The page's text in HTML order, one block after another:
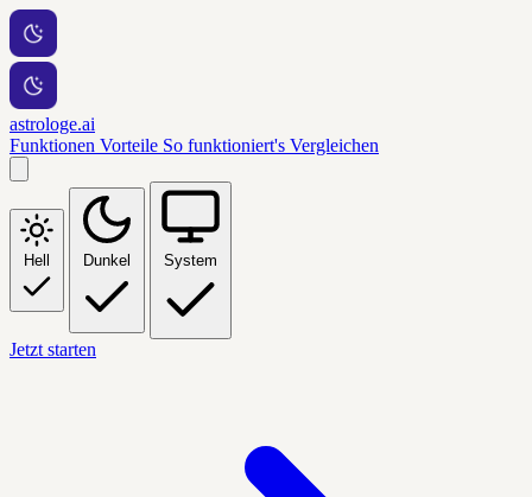
astrologe.ai
Funktionen Vorteile So funktioniert's Vergleichen
Hell Dunkel System
Jetzt starten